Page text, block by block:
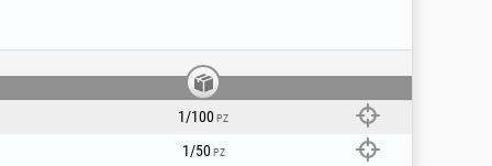
2 20UNF).
1/100PZ
1/50PZ